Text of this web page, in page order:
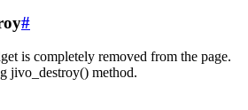
#
is completely removed from the page.
jivo_destroy() method.